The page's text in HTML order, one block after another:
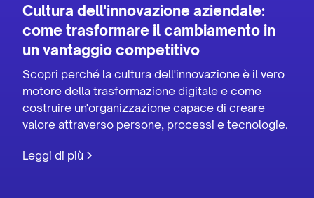
Cultura dell'innovazione aziendale:
come trasformare il cambiamento in
un vantaggio competitivo
Scopri perché la cultura dell'innovazione è il vero
motore della trasformazione digitale e come
costruire un'organizzazione capace di creare
valore attraverso persone, processi e tecnologie.
Leggi di più